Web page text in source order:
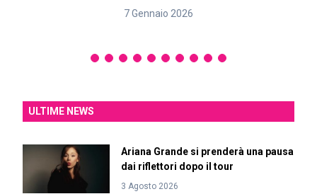
7 Gennaio 2026
ULTIME NEWS
Ariana Grande si prenderà una pausa
dai riflettori dopo il tour
3 Agosto 2026